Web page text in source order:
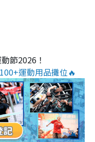
節2026！
運動用品攤位🔥